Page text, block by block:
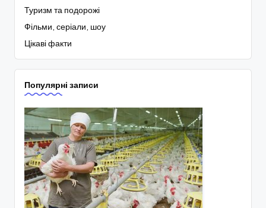
Туризм та подорожі
Фільми, серіали, шоу
Цікаві факти
Популярні записи